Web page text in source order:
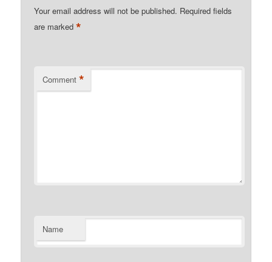
Your email address will not be published. Required fields
are marked*
Comment *
Name